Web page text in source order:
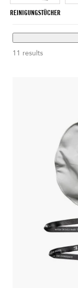
REINIGUNGSTÜCHER
11 results